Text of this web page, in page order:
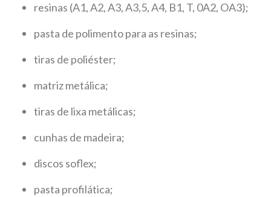
resinas (A1, A2, A3, A3,5, A4, B1, T, 0A2, OA3);
pasta de polimento para as resinas;
tiras de poliéster;
matriz metálica;
tiras de lixa metálicas;
cunhas de madeira;
discos soflex;
pasta profilática;